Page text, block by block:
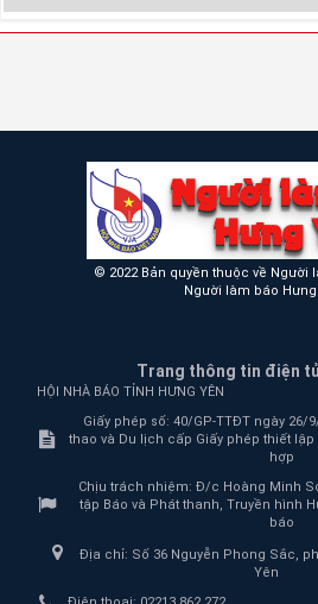
© 2022 Bản quyền thuộc về Người
Người làm báo Hưng
Trang thông tin điện
HỘI NHÀ BÁO TỈNH HƯNG YÊN
Giấy phép số: 40/GP-TTĐT ngày 26/
thao và Du lịch cấp Giấy phép thiết
hợp
Chịu trách nhiệm: Đ/c Hoàng Minh
tập Báo và Phát thanh, Truyền hình
báo
Địa chỉ: Số 36 Nguyễn Phong Sắc,
Yên